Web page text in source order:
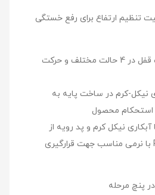
تنظیم ارتفاع برای رفع خستگی
مکانیزم MT2 با قابلیت قفل در 4 حالت مختلف و حرکت
نیکل-کرم در ساخت پایه به
استحکام محصول
نیکل کرم و پد رویه از
جنس فوم انتگرال یا PU با نرمی مناسب جهت قرارگیری
پنچ مرحله